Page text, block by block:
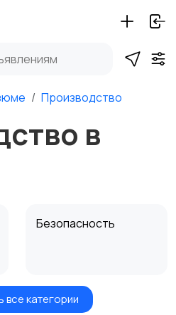
Производство
в
Безопасность
Высший менеджмент
все категории